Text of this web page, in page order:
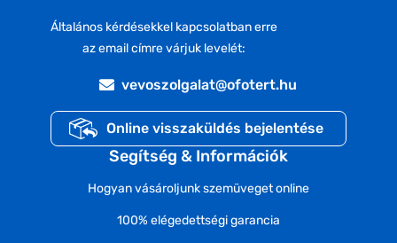
Általános kérdésekkel kapcsolatban erre
az email címre várjuk levelét:
vevoszolgalat@ofotert.hu
Online visszaküldés bejelentése
Segítség & Információk
Hogyan vásároljunk szemüveget online
100% elégedettségi garancia